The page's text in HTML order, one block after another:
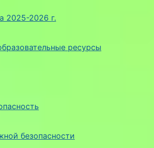
2025-2026 г.
ресурсы
безопасности